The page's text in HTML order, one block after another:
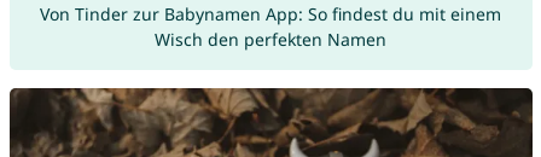
Von Tinder zur Babynamen App: So findest du mit einem
Wisch den perfekten Namen